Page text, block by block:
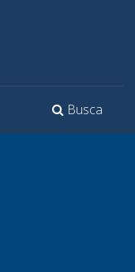
Toggle
Busca